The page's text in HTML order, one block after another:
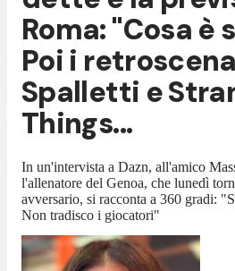
Roma: "Cosa è
Poi i
Spalletti e
Things...
In un'intervista a Dazn, all'amico
l'allenatore del Genoa, che lunedì
avversario, si racconta a 360 gradi:
Non tradisco i giocatori"